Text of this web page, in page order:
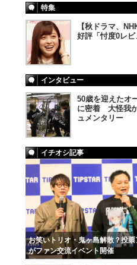
特集
【秋ドラマ、
好評「忖度0レビ
インタビュー
50歳を迎えたオ
に密着 大怪我
ュメンタリー
イチオシ記事
お笑いトリオ・鬼ヶ島解散？投
がファン交流イベント開催